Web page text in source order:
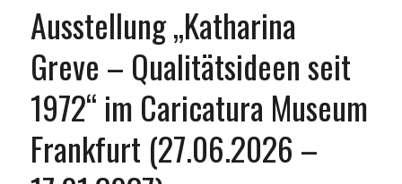
Ausstellung „Katharina
Greve – Qualitätsideen seit
1972“ im Caricatura Museum
Frankfurt (27.06.2026 –